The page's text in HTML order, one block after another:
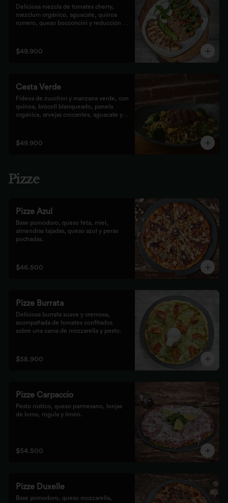
Deliciosa mezcla de tomates cherry,
mezclum orgánico, aguacate, quinoa
romero, queso bocconcini y reducción
$49.900
Cesta Verde
Fideos de zucchini y manzana verde, con
quinoa, brócoli blanqueado, panela
orgánica, arvejas crocantes, aguacate y
$49.900
Pizze
Pizze Azul
Base pomodoro, queso feta, miel,
almendras tajadas, queso azul y peras
pochadas.
$46.500
Pizze Burrata
Deliciosa burrata suave y cremosa,
acompañada de tomates confitados
sobre una cama de mozzarella y pesto.
$58.900
Pizze Carpaccio
Pesto rústico, queso parmesano, lonjas
de lomo, rúgula y limón.
$54.500
Pizze Duxelle
Base pomodoro, queso mozzarella,